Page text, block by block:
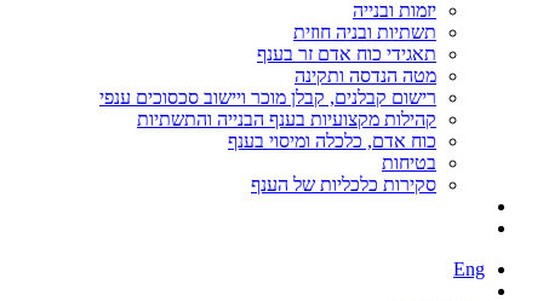
יזמות ובנייה
תשתיות ובניה חוזית
תאגידי כוח אדם זר בענף
מטה הנדסה ותקינה
רישום קבלנים, קבלן מוכר ויישוב סכסוכים ענפי
קהילות מקצועיות בענף הבנייה והתשתיות
כוח אדם, כלכלה ומיסוי בענף
בטיחות
סקירות כלכליות של הענף
Eng